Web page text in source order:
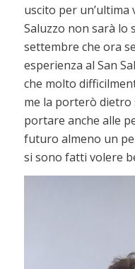
uscito per
Saluzzo non sarà lo
settembre che ora
esperienza al San
che molto
me la porterò dietro
portare anche alle
futuro almeno un
si sono fatti volere